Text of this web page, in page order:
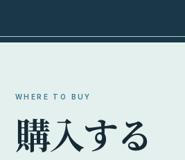
WHERE TO BUY
購入する